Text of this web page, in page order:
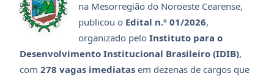
na Mesorregião do Noroeste Cearense,
publicou o Edital n.º 01/2026,
organizado pelo Instituto para o
Desenvolvimento Institucional Brasileiro (IDIB),
com 278 vagas imediatas em dezenas de cargos que